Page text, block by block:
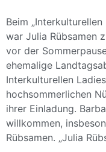
Beim
war Julia Rübsamen
vor der
ehemalige
Interkulturellen
hochsommerlichen
ihrer Einladung.
willkommen,
Rübsamen. „Julia